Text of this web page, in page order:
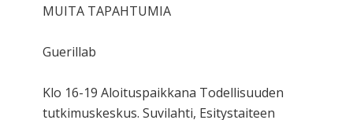
MUITA TAPAHTUMIA
Guerillab
Klo 16-19 Aloituspaikkana Todellisuuden
tutkimuskeskus. Suvilahti, Esitystaiteen